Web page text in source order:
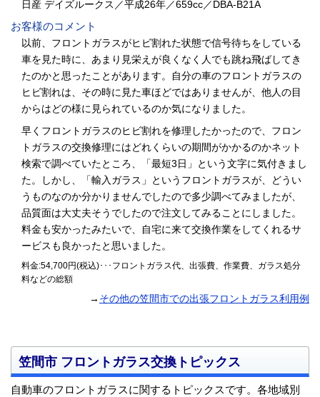
日産 デイズルークス／平成26年／659cc／DBA-B21A
お客様のコメント
以前、フロントガラスがヒビ割れた状態で信号待ちをしている
車を見た時に、あまり見栄えが良くなく人でも跳ね飛ばしてき
たのかと思ったことがあります。自分の車のフロントガラスの
ヒビ割れは、その時に見た車ほどではありませんが、他人の目
からはどの様に見られているのか気になりました。
早くフロントガラスのヒビ割れを修理したかったので、フロン
トガラスの交換修理にはどれくらいの期間がかかるのかネット
検索で調べていたところ、「最短3日」という文字に気付きまし
た。しかし、「輸入ガラス」というフロントガラスが、どうい
うものなのか分かりませんでしたので多少調べてみましたが、
品質面は大丈夫そうでしたので注文してみることにしました。
料金も安かったみたいで、自宅に来て交換作業をしてくれるサ
ービスも良かったと思いました。
料金:54,700円(税込)･･･フロントガラス代、出張費、作業費、ガラス処分
料などの総額
→ その他の笠間市での出張フロントガラス利用例
笠間市 フロントガラス交換トピックス
自動車のフロントガラスに関するトピックスです。各地域別